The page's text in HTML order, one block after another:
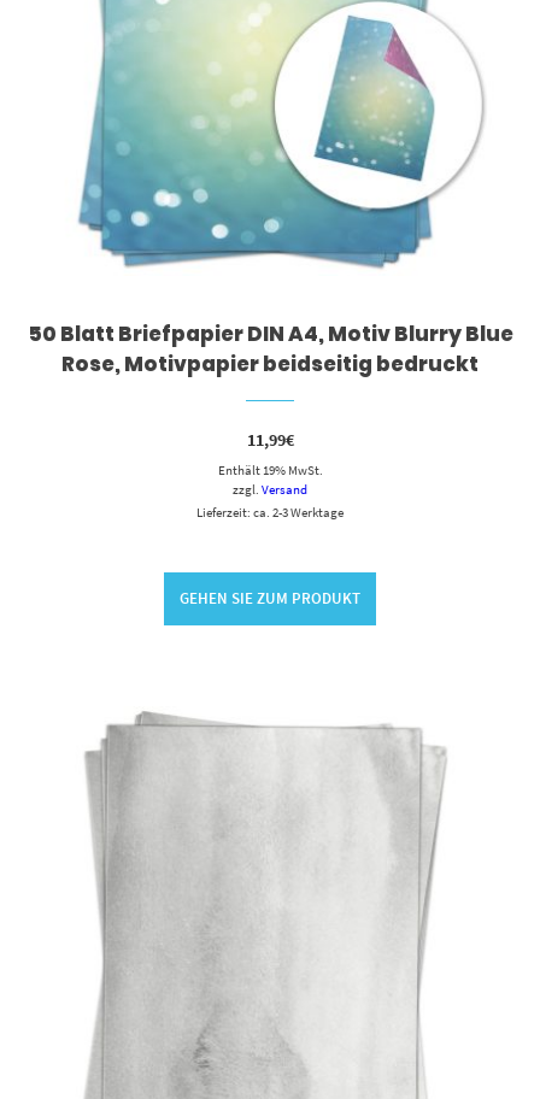
50 Blatt Briefpapier DIN A4, Motiv Blurry Blue
Rose, Motivpapier beidseitig bedruckt
11,99€
Enthält 19% MwSt.
zzgl. Versand
Lieferzeit: ca. 2-3 Werktage
GEHEN SIE ZUM PRODUKT